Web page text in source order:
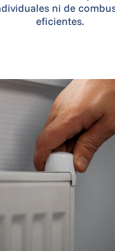
ni de
eficientes.